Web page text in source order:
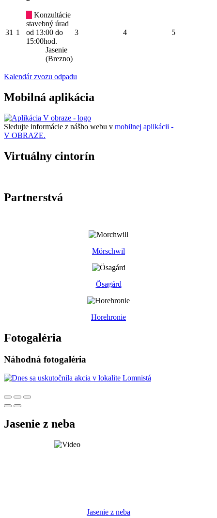
31 1
Konzultácie
stavebný úrad
od 13:00 do
15:00hod.
Jasenie
(Brezno)
3 4 5
Kalendár zvozu odpadu
Mobilná aplikácia
Sledujte informácie z nášho webu v mobilnej aplikácii -
V OBRAZE.
Virtuálny cintorín
Partnerstvá
Mörschwil
Ösagárd
Horehronie
Fotogaléria
Náhodná fotogaléria
Jasenie z neba
Jasenie z neba